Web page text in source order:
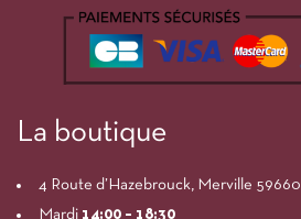
La boutique
4 Route d’Hazebrouck, Merville 59660
Mardi 14:00 – 18:30